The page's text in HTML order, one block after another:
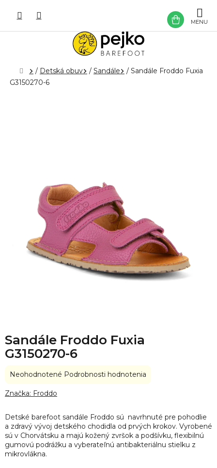
obsah
Domov
/ Detská obuv / Sandále / Sandále Froddo Fuxia
G3150270-6
Sandále Froddo Fuxia
G3150270-6
Detské barefoot sandále Froddo sú navrhnuté pre pohodlie
a zdravý vývoj detského chodidla od prvých krokov. Vyrobené
sú v Chorvátsku a majú kožený zvršok a podšívku, flexibilnú
gumovú podrážku a vyberateľnú antibakteriálnu stielku z
mikrovlákna.
Priemerné
produktu
z
5
hviezdičiek.
Neohodnotené Podrobnosti hodnotenia
Značka: Froddo